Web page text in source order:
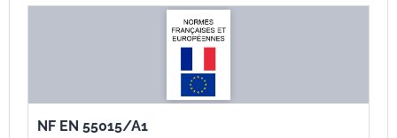
NF EN 55015/A1